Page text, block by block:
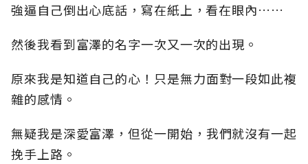
強逼自己倒出心底話，寫在紙上，看在眼內……
然後我看到富澤的名字一次又一次的出現。
原來我是知道自己的心！只是無力面對一段如此複
雜的感情。
無疑我是深愛富澤，但從一開始，我們就沒有一起
挽手上路。